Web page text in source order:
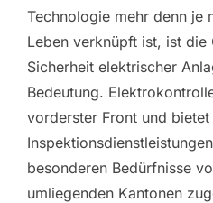
Technologie mehr denn je
Leben verknüpft ist, ist die
Sicherheit elektrischer
Bedeutung.
vorderster Front und
besonderen Bedürfnisse
umliegenden Kantonen